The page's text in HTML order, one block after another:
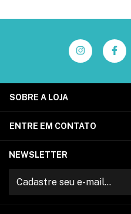
SOBRE A LOJA
ENTRE EM CONTATO
NEWSLETTER